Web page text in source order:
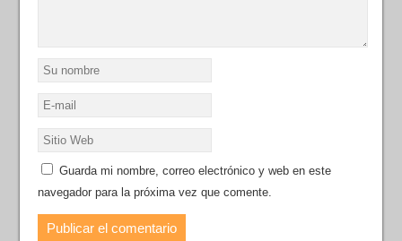
Guarda mi nombre, correo electrónico y web en este
navegador para la próxima vez que comente.